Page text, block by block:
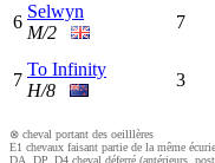
6
Selwyn
M/2
7
7
To Infinity
H/8
3
⊗ cheval portant des oeilllères
E1 chevaux faisant partie de la même écurie
DA, DP, D4 cheval déferré (antérieurs,